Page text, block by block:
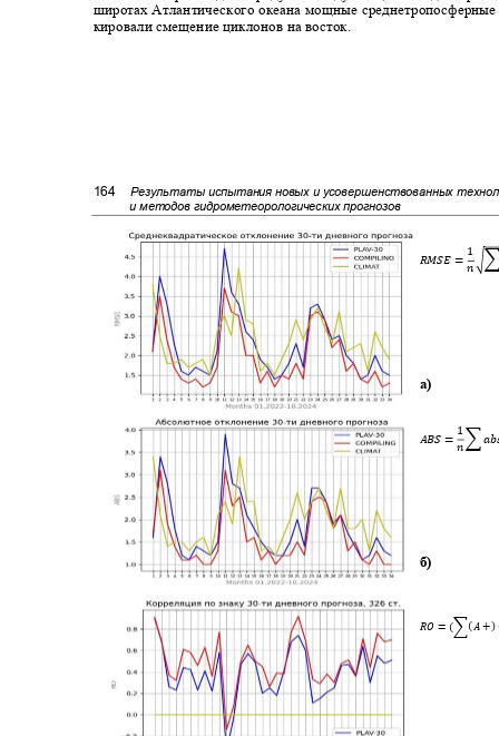
широтах Атлантического океана мощные
кировали смещение циклонов на восток.
164Результаты испытания новых и усовершенствованных
и методов гидрометеорологических прогнозов
1
�
푅ꢀꢁꢂ=
푛
а)
1
퐴ꢈꢁ= �ꢃ푎
푛
б)
( )
푅ꢊ = ( �퐴+